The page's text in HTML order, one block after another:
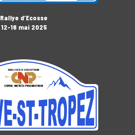
Rallye d’Ecosse
12-16 mai 2025